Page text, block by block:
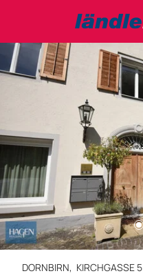
DORNBIRN, KIRCHGASSE 5